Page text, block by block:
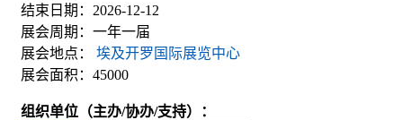
结束日期：2026-12-12
展会周期：一年一届
展会地点：
埃及开罗国际展览中心
展会面积：45000
组织单位（主办/协办/支持）：